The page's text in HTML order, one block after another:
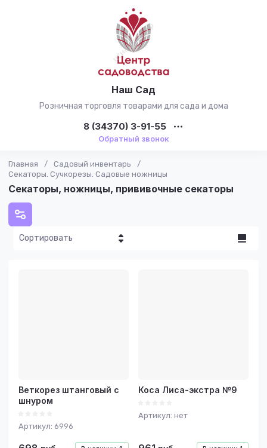
Наш Сад
Розничная торговля товарами для сада и дома
8 (34370) 3-91-55
Обратный звонок
Главная / Садовый инвентарь
/
Секаторы. Сучкорезы. Садовые ножницы
Секаторы, ножницы, прививочные секаторы
Сортировать
Веткорез штанговый с
шнуром
Артикул: 6996
Коса Лиса-экстра №9
Артикул: нет